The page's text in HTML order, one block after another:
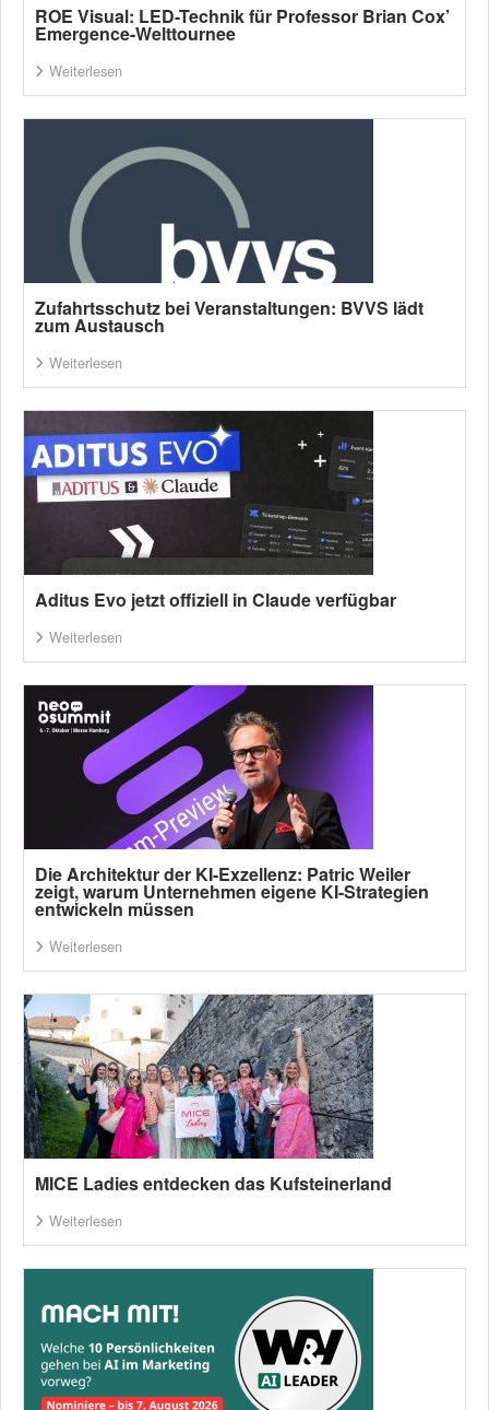
ROE Visual: LED-Technik für Professor Brian Cox’
Emergence-Welttournee
Weiterlesen
Zufahrtsschutz bei Veranstaltungen: BVVS lädt
zum Austausch
Weiterlesen
Aditus Evo jetzt offiziell in Claude verfügbar
Weiterlesen
Die Architektur der KI-Exzellenz: Patric Weiler
zeigt, warum Unternehmen eigene KI-Strategien
entwickeln müssen
Weiterlesen
MICE Ladies entdecken das Kufsteinerland
Weiterlesen